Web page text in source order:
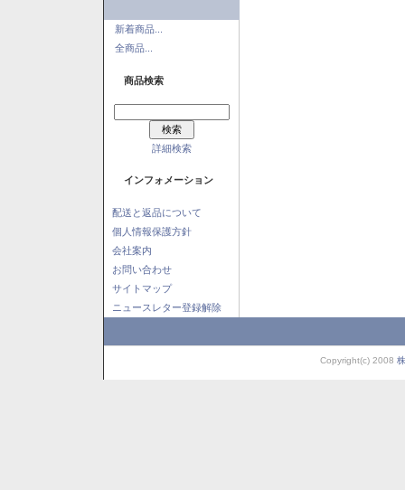
新着商品...
全商品...
商品検索
詳細検索
インフォメーション
配送と返品について
個人情報保護方針
会社案内
お問い合わせ
サイトマップ
ニュースレター登録解除
Copyright(c) 2008